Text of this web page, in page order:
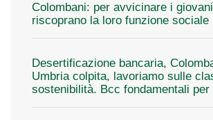
Colombani: per avvicinare i
riscoprano la loro funzione sociale
Desertificazione bancaria,
Umbria colpita, lavoriamo sulle
sostenibilità. Bcc fondamentali